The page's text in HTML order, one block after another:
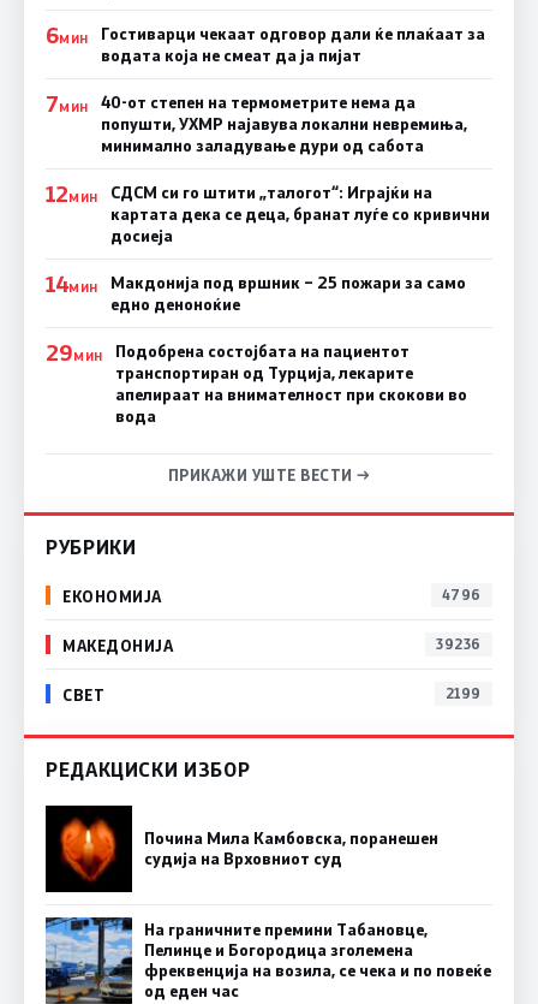
6МИН
Гостиварци чекаат одговор дали ќе плаќаат за
водата која не смеат да ја пијат
7МИН
40-от степен на термометрите нема да
попушти, УХМР најавува локални невремиња,
минимално заладување дури од сабота
12МИН
СДСМ си го штити „талогот“: Играјќи на
картата дека се деца, бранат луѓе со кривични
досиеја
14МИН
Макдонија под вршник – 25 пожари за само
едно деноноќие
29МИН
Подобрена состојбата на пациентот
транспортиран од Турција, лекарите
апелираат на внимателност при скокови во
вода
ПРИКАЖИ УШТЕ ВЕСТИ →
РУБРИКИ
ЕКОНОМИЈА 4796
МАКЕДОНИЈА 39236
СВЕТ 2199
РЕДАКЦИСКИ ИЗБОР
Почина Мила Камбовска, поранешен
судија на Врховниот суд
На граничните премини Табановце,
Пелинце и Богородица зголемена
фреквенција на возила, се чека и по повеќе
од еден час